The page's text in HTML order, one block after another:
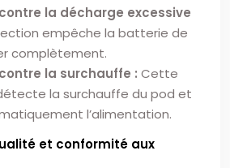
la décharge excessive
empêche la batterie de
complètement.
la surchauffe : Cette
la surchauffe du pod et
l’alimentation.
et conformité aux